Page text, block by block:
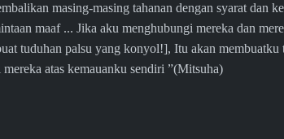
masing-masing tahanan dengan syarat dan
maaf ... Jika aku menghubungi mereka dan
tuduhan palsu yang konyol!], Itu akan
atas kemauanku sendiri ”(Mitsuha)